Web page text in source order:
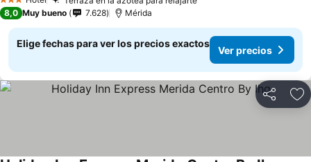
3 Estrellas
8,0 Muy bueno 7.628 Mérida
Elige fechas para ver los precios exactos
Ver precios
Compartir